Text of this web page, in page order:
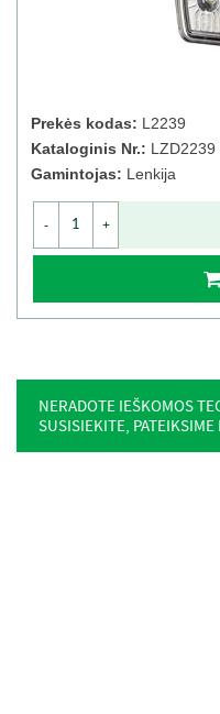
Prekės kodas: L2239
Kataloginis Nr.: LZD2239
Gamintojas: Lenkija
- +
NERADOTE IEŠKOMOS
SUSISIEKITE,